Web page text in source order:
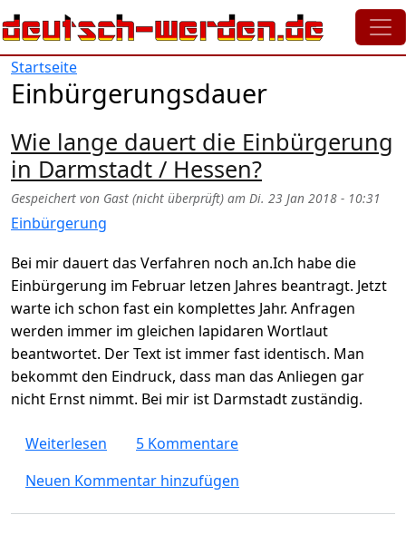
Direkt zum Inhalt
Startseite
Einbürgerungsdauer
Wie lange dauert die Einbürgerung
in Darmstadt / Hessen?
Gespeichert von Gast (nicht überprüft) am Di. 23 Jan 2018 - 10:31
Einbürgerung
Bei mir dauert das Verfahren noch an.Ich habe die
Einbürgerung im Februar letzen Jahres beantragt. Jetzt
warte ich schon fast ein komplettes Jahr. Anfragen
werden immer im gleichen lapidaren Wortlaut
beantwortet. Der Text ist immer fast identisch. Man
bekommt den Eindruck, dass man das Anliegen gar
nicht Ernst nimmt. Bei mir ist Darmstadt zuständig.
Weiterlesen über Wie lange dauert die Einbürgerung
5 Kommentare
Neuen Kommentar hinzufügen